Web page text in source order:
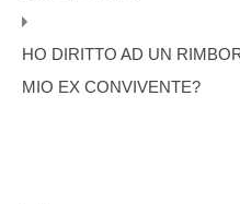
HO DIRITTO AD UN
MIO EX CONVIVENTE?